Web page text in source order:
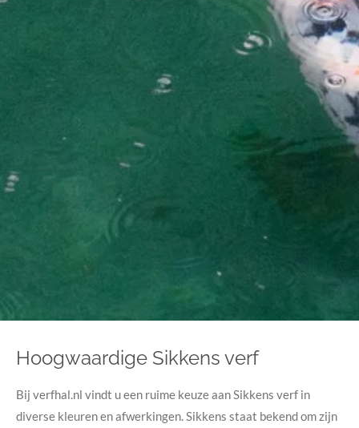
Hoogwaardige Sikkens verf
Bij verfhal.nl vindt u een ruime keuze aan Sikkens verf in
diverse kleuren en afwerkingen. Sikkens staat bekend om zijn